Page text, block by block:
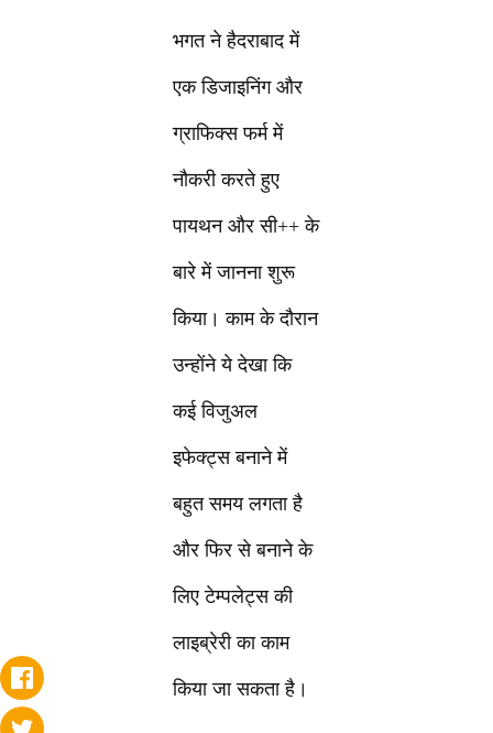
भगत ने हैदराबाद में
एक डिजाइनिंग और
ग्राफिक्स फर्म में
नौकरी करते हुए
पायथन और सी++ के
बारे में जानना शुरू
किया। काम के दौरान
उन्होंने ये देखा कि
कई विजुअल
इफेक्ट्स बनाने में
बहुत समय लगता है
और फिर से बनाने के
लिए टेम्पलेट्स की
लाइब्रेरी का काम
किया जा सकता है।